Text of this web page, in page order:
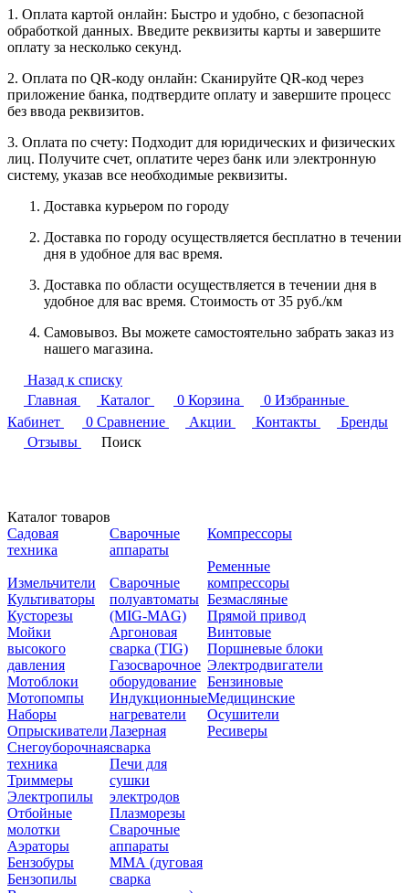
1. Оплата картой онлайн: Быстро и удобно, с безопасной
обработкой данных. Введите реквизиты карты и завершите
оплату за несколько секунд.
2. Оплата по QR-коду онлайн: Сканируйте QR-код через
приложение банка, подтвердите оплату и завершите процесс
без ввода реквизитов.
3. Оплата по счету: Подходит для юридических и физических
лиц. Получите счет, оплатите через банк или электронную
систему, указав все необходимые реквизиты.
Доставка курьером по городу
Доставка по городу осуществляется бесплатно в течении
дня в удобное для вас время.
Доставка по области осуществляется в течении дня в
удобное для вас время. Стоимость от 35 руб./км
Самовывоз. Вы можете самостоятельно забрать заказ из
нашего магазина.
Назад к списку
Главная
Каталог 0 Корзина 0 Избранные
Кабинет
0 Сравнение Акции Контакты
Бренды
Отзывы
Поиск
Каталог товаров
Садовая
техника
Измельчители
Культиваторы
Кусторезы
Мойки
высокого
давления
Мотоблоки
Мотопомпы
Наборы
Опрыскиватели
Снегоуборочная
техника
Триммеры
Электропилы
Отбойные
молотки
Аэраторы
Бензобуры
Бензопилы
Сварочные
аппараты
Сварочные
полуавтоматы
(MIG-MAG)
Аргоновая
сварка (TIG)
Газосварочное
оборудование
Индукционные
нагреватели
Лазерная
сварка
Печи для
сушки
электродов
Плазморезы
Сварочные
аппараты
ММА (дуговая
сварка
Компрессоры
Ременные
компрессоры
Безмасляные
Прямой привод
Винтовые
Поршневые блоки
Электродвигатели
Бензиновые
Медицинские
Осушители
Ресиверы